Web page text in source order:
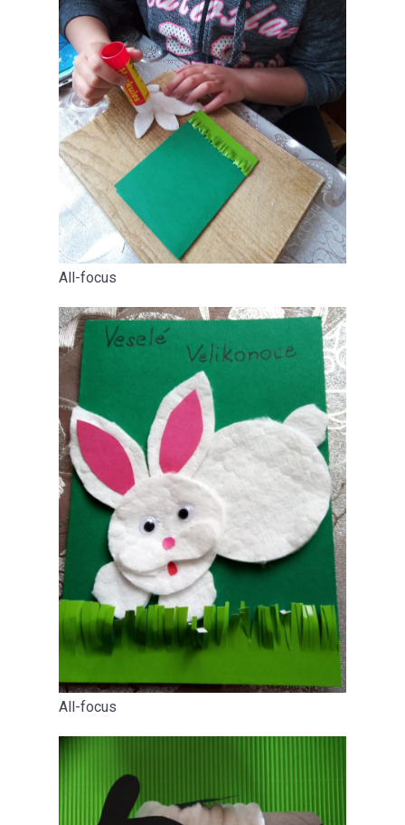
All-focus
All-focus